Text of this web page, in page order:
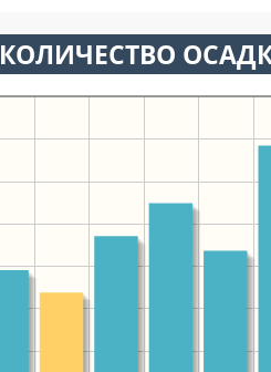
КОЛИЧЕСТВО